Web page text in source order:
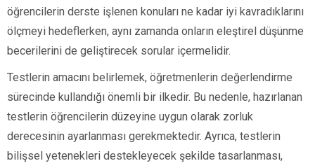
öğrencilerin derste işlenen konuları ne kadar iyi kavradıklarını
ölçmeyi hedeflerken, aynı zamanda onların eleştirel düşünme
becerilerini de geliştirecek sorular içermelidir.
Testlerin amacını belirlemek, öğretmenlerin değerlendirme
sürecinde kullandığı önemli bir ilkedir. Bu nedenle, hazırlanan
testlerin öğrencilerin düzeyine uygun olarak zorluk
derecesinin ayarlanması gerekmektedir. Ayrıca, testlerin
bilişsel yetenekleri destekleyecek şekilde tasarlanması,